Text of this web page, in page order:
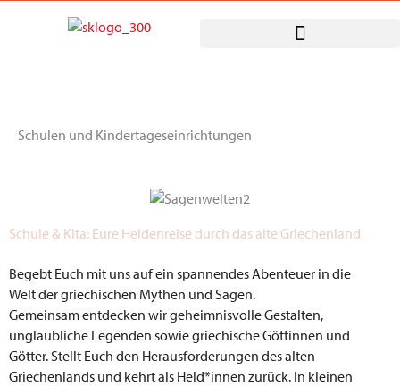
Schulen und Kindertageseinrichtungen
Schule & Kita: Eure Heldenreise durch das alte Griechenland
Begebt Euch mit uns auf ein spannendes Abenteuer in die
Welt der griechischen Mythen und Sagen.
Gemeinsam entdecken wir geheimnisvolle Gestalten,
unglaubliche Legenden sowie griechische Göttinnen und
Götter. Stellt Euch den Herausforderungen des alten
Griechenlands und kehrt als Held*innen zurück. In kleinen